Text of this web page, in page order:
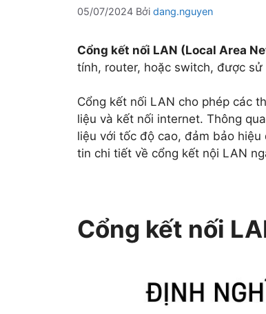
05/07/2024 Bởi dang.nguyen
Cổng kết nối LAN (Local Area
tính, router, hoặc switch, được
Cổng kết nối LAN cho phép các
liệu và kết nối internet. Thông
liệu với tốc độ cao, đảm bảo
tin chi tiết về cổng kết nội LAN
Cổng kết nối